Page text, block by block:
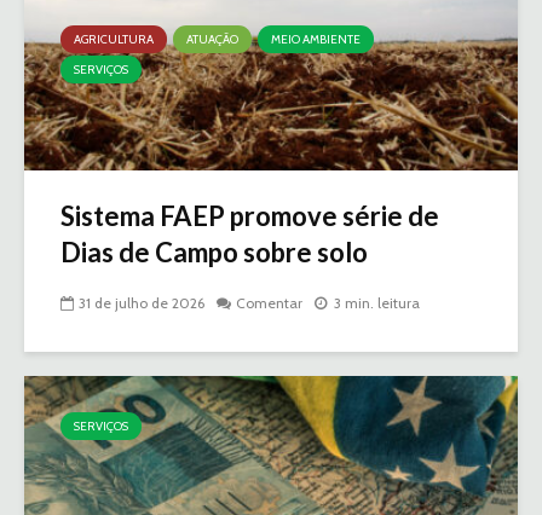
AGRICULTURA ATUAÇÃO
MEIO AMBIENTE
SERVIÇOS
Sistema FAEP promove série de
Dias de Campo sobre solo
31 de julho de 2026 Comentar 3 min. leitura
SERVIÇOS